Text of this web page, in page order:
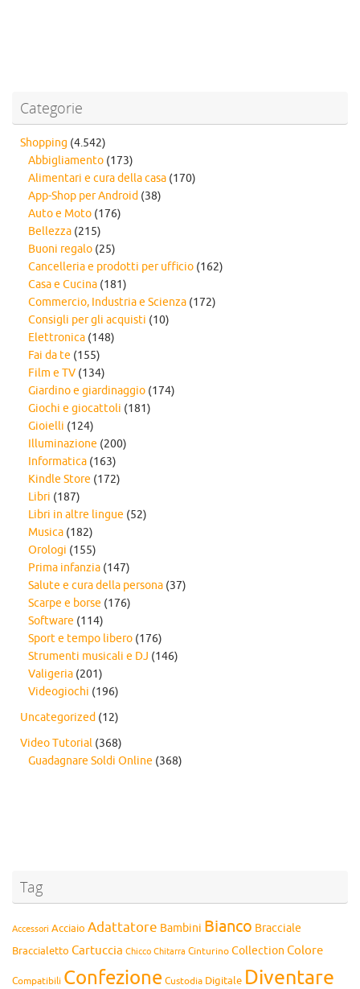
Categorie
Shopping (4.542)
Abbigliamento (173)
Alimentari e cura della casa (170)
App-Shop per Android (38)
Auto e Moto (176)
Bellezza (215)
Buoni regalo (25)
Cancelleria e prodotti per ufficio (162)
Casa e Cucina (181)
Commercio, Industria e Scienza (172)
Consigli per gli acquisti (10)
Elettronica (148)
Fai da te (155)
Film e TV (134)
Giardino e giardinaggio (174)
Giochi e giocattoli (181)
Gioielli (124)
Illuminazione (200)
Informatica (163)
Kindle Store (172)
Libri (187)
Libri in altre lingue (52)
Musica (182)
Orologi (155)
Prima infanzia (147)
Salute e cura della persona (37)
Scarpe e borse (176)
Software (114)
Sport e tempo libero (176)
Strumenti musicali e DJ (146)
Valigeria (201)
Videogiochi (196)
Uncategorized (12)
Video Tutorial (368)
Guadagnare Soldi Online (368)
Tag
Accessori Acciaio Adattatore Bambini Bianco Bracciale
Braccialetto Cartuccia Chicco Chitarra Cinturino Collection Colore
Compatibili Confezione Custodia Digitale Diventare